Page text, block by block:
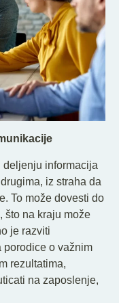
informacija
iz straha da
To može dovesti do
što na kraju može
je razviti
porodice o važnim
rezultatima,
na zaposlenje,